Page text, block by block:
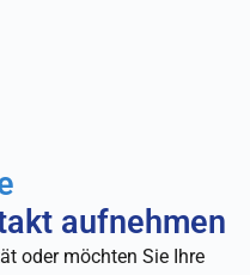
aufnehmen
oder möchten Sie Ihre